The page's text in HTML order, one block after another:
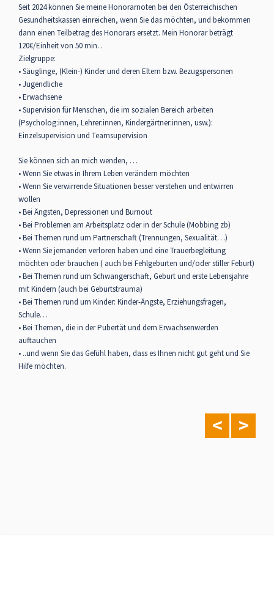
Seit 2024 können Sie meine Honorarnoten bei den Österreichischen
Gesundheitskassen einreichen, wenn Sie das möchten, und bekommen
dann einen Teilbetrag des Honorars ersetzt. Mein Honorar beträgt
120€/Einheit von 50 min. .
Zielgruppe:
• Säuglinge, (Klein-) Kinder und deren Eltern bzw. Bezugspersonen
• Jugendliche
• Erwachsene
• Supervision für Menschen, die im sozialen Bereich arbeiten
(Psycholog:innen, Lehrer:innen, Kindergärtner:innen, usw.):
Einzelsupervision und Teamsupervision
Sie können sich an mich wenden, …
• Wenn Sie etwas in Ihrem Leben verändern möchten
• Wenn Sie verwirrende Situationen besser verstehen und entwirren
wollen
• Bei Ängsten, Depressionen und Burnout
• Bei Problemen am Arbeitsplatz oder in der Schule (Mobbing zb)
• Bei Themen rund um Partnerschaft (Trennungen, Sexualität…)
• Wenn Sie jemanden verloren haben und eine Trauerbegleitung
möchten oder brauchen ( auch bei Fehlgeburten und/oder stiller Feburt)
• Bei Themen rund um Schwangerschaft, Geburt und erste Lebensjahre
mit Kindern (auch bei Geburtstrauma)
• Bei Themen rund um Kinder: Kinder-Ängste, Erziehungsfragen,
Schule…
• Bei Themen, die in der Pubertät und dem Erwachsenwerden
auftauchen
• ..und wenn Sie das Gefühl haben, dass es Ihnen nicht gut geht und Sie
Hilfe möchten.
< >